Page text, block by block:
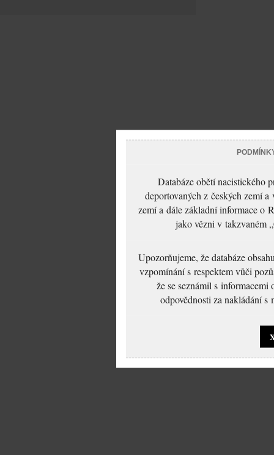
Databáze obětí nacistického
deportovaných z českých zemí
zemí a dále základní informace o
jako vězni v takzvaném
Upozorňujeme, že databáze
vzpomínání s respektem vůči
že se seznámil s
odpovědnosti za nakládání